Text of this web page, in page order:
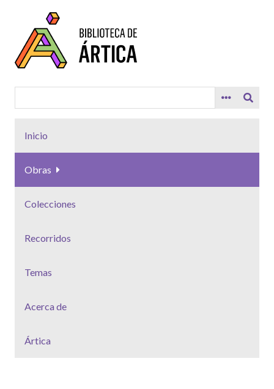
contenido
principal
Inicio
Obras
Colecciones
Recorridos
Temas
Acerca de
Ártica